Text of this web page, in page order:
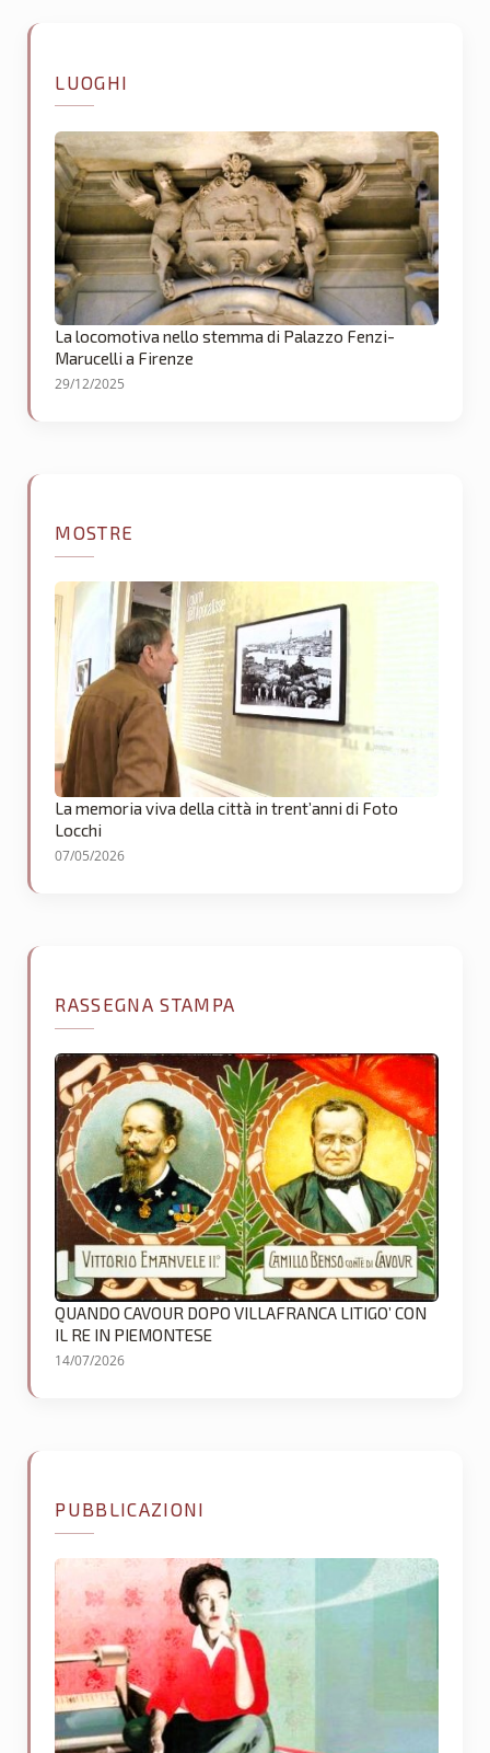
LUOGHI
La locomotiva nello stemma di Palazzo Fenzi-
Marucelli a Firenze
29/12/2025
MOSTRE
La memoria viva della città in trent’anni di Foto
Locchi
07/05/2026
RASSEGNA STAMPA
QUANDO CAVOUR DOPO VILLAFRANCA LITIGO’ CON
IL RE IN PIEMONTESE
14/07/2026
PUBBLICAZIONI